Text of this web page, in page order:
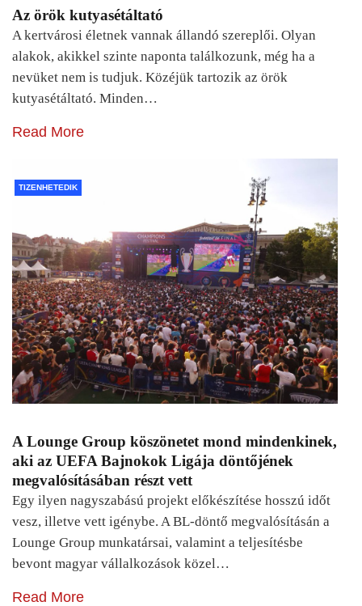
Az örök kutyasétáltató
A kertvárosi életnek vannak állandó szereplői. Olyan
alakok, akikkel szinte naponta találkozunk, még ha a
nevüket nem is tudjuk. Közéjük tartozik az örök
kutyasétáltató. Minden…
Read More
TIZENHETEDIK
A Lounge Group köszönetet mond mindenkinek,
aki az UEFA Bajnokok Ligája döntőjének
megvalósításában részt vett
Egy ilyen nagyszabású projekt előkészítése hosszú időt
vesz, illetve vett igénybe. A BL-döntő megvalósításán a
Lounge Group munkatársai, valamint a teljesítésbe
bevont magyar vállalkozások közel…
Read More